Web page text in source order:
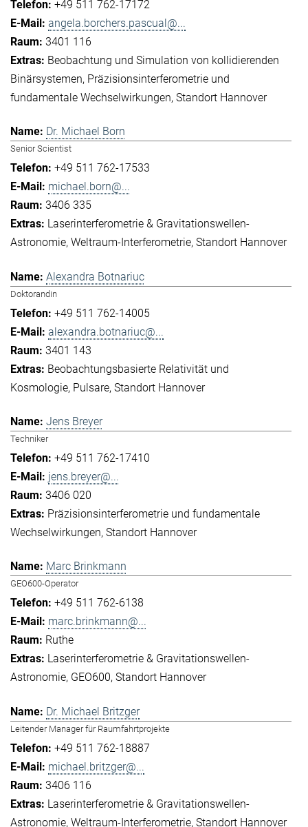
+49 511 762-17172
angela.borchers.pascual@...
3401 116
Beobachtung und Simulation von kollidierenden
Binärsystemen Präzisionsinterferometrie und
fundamentale Wechselwirkungen Standort Hannover
Dr. Michael Born
Senior Scientist
+49 511 762-17533
michael.born@...
3406 335
Laserinterferometrie & Gravitationswellen-
Astronomie Weltraum-Interferometrie Standort Hannover
Alexandra Botnariuc
Doktorandin
+49 511 762-14005
alexandra.botnariuc@...
3401 143
Beobachtungsbasierte Relativität und
Kosmologie Pulsare Standort Hannover
Jens Breyer
Techniker
+49 511 762-17410
jens.breyer@...
3406 020
Präzisionsinterferometrie und fundamentale
Wechselwirkungen Standort Hannover
Marc Brinkmann
GEO600-Operator
+49 511 762-6138
marc.brinkmann@...
Ruthe
Laserinterferometrie & Gravitationswellen-
Astronomie GEO600 Standort Hannover
Dr. Michael Britzger
Leitender Manager für Raumfahrtprojekte
+49 511 762-18887
michael.britzger@...
3406 116
Laserinterferometrie & Gravitationswellen-
Astronomie Weltraum-Interferometrie Standort Hannover